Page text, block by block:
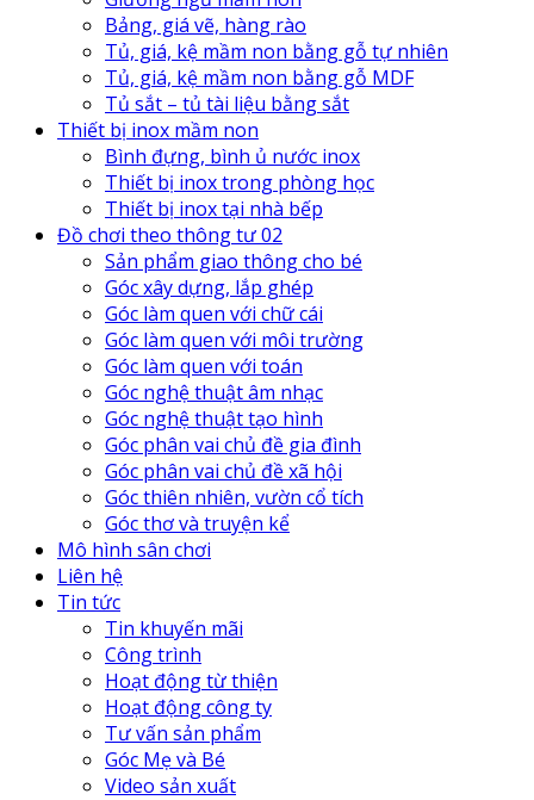
Bảng, giá vẽ, hàng rào
Tủ, giá, kệ mầm non bằng gỗ tự nhiên
Tủ, giá, kệ mầm non bằng gỗ MDF
Tủ sắt – tủ tài liệu bằng sắt
Thiết bị inox mầm non
Bình đựng, bình ủ nước inox
Thiết bị inox trong phòng học
Thiết bị inox tại nhà bếp
Đồ chơi theo thông tư 02
Sản phẩm giao thông cho bé
Góc xây dựng, lắp ghép
Góc làm quen với chữ cái
Góc làm quen với môi trường
Góc làm quen với toán
Góc nghệ thuật âm nhạc
Góc nghệ thuật tạo hình
Góc phân vai chủ đề gia đình
Góc phân vai chủ đề xã hội
Góc thiên nhiên, vườn cổ tích
Góc thơ và truyện kể
Mô hình sân chơi
Liên hệ
Tin tức
Tin khuyến mãi
Công trình
Hoạt động từ thiện
Hoạt động công ty
Tư vấn sản phẩm
Góc Mẹ và Bé
Video sản xuất